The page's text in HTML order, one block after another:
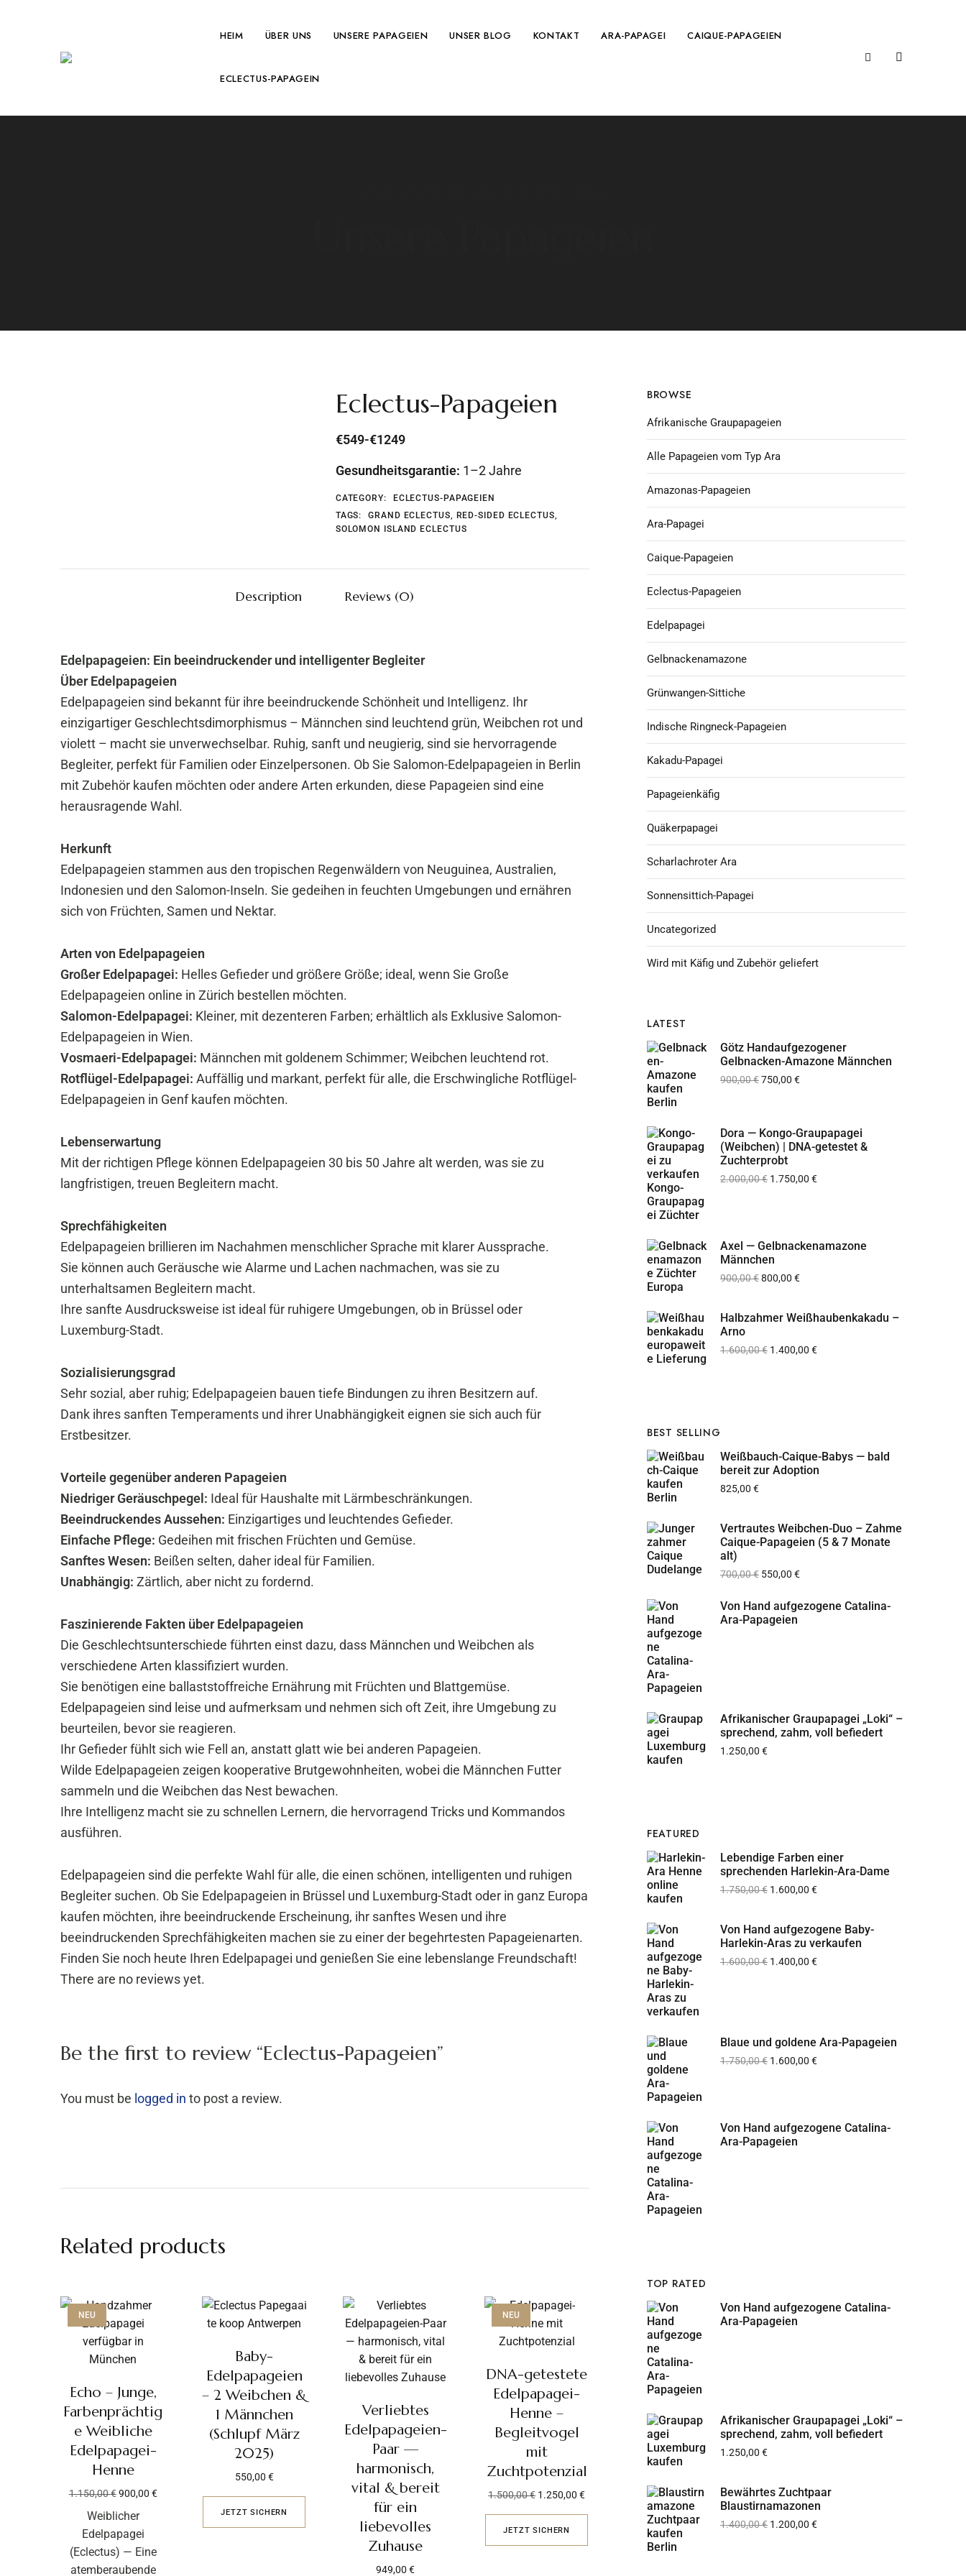
Papageienparadies
wahren
HEIM ÜBER UNS UNSERE PAPAGEIEN UNSER BLOG KONTAKT ARA-PAPAGEI CAIQUE-PAPAGEIEN
ECLECTUS-PAPAGEIN
Eclectus-Papageien
€549-€1249
Gesundheitsgarantie: 1–2 Jahre
CATEGORY:
ECLECTUS-PAPAGEIEN
TAGS:
GRAND ECLECTUS, RED-SIDED ECLECTUS,
SOLOMON ISLAND ECLECTUS
Description Reviews (0)
Edelpapageien: Ein beeindruckender und intelligenter Begleiter
Über Edelpapageien
Edelpapageien sind bekannt für ihre beeindruckende Schönheit und Intelligenz. Ihr
einzigartiger Geschlechtsdimorphismus – Männchen sind leuchtend grün, Weibchen rot und
violett – macht sie unverwechselbar. Ruhig, sanft und neugierig, sind sie hervorragende
Begleiter, perfekt für Familien oder Einzelpersonen. Ob Sie Salomon-Edelpapageien in Berlin
mit Zubehör kaufen möchten oder andere Arten erkunden, diese Papageien sind eine
herausragende Wahl.
Herkunft
Edelpapageien stammen aus den tropischen Regenwäldern von Neuguinea, Australien,
Indonesien und den Salomon-Inseln. Sie gedeihen in feuchten Umgebungen und ernähren
sich von Früchten, Samen und Nektar.
Arten von Edelpapageien
Großer Edelpapagei: Helles Gefieder und größere Größe; ideal, wenn Sie Große
Edelpapageien online in Zürich bestellen möchten.
Salomon-Edelpapagei: Kleiner, mit dezenteren Farben; erhältlich als Exklusive Salomon-
Edelpapageien in Wien.
Vosmaeri-Edelpapagei: Männchen mit goldenem Schimmer; Weibchen leuchtend rot.
Rotflügel-Edelpapagei: Auffällig und markant, perfekt für alle, die Erschwingliche Rotflügel-
Edelpapageien in Genf kaufen möchten.
Lebenserwartung
Mit der richtigen Pflege können Edelpapageien 30 bis 50 Jahre alt werden, was sie zu
langfristigen, treuen Begleitern macht.
Sprechfähigkeiten
Edelpapageien brillieren im Nachahmen menschlicher Sprache mit klarer Aussprache.
Sie können auch Geräusche wie Alarme und Lachen nachmachen, was sie zu
unterhaltsamen Begleitern macht.
Ihre sanfte Ausdrucksweise ist ideal für ruhigere Umgebungen, ob in Brüssel oder
Luxemburg-Stadt.
Sozialisierungsgrad
Sehr sozial, aber ruhig; Edelpapageien bauen tiefe Bindungen zu ihren Besitzern auf.
Dank ihres sanften Temperaments und ihrer Unabhängigkeit eignen sie sich auch für
Erstbesitzer.
Vorteile gegenüber anderen Papageien
Niedriger Geräuschpegel: Ideal für Haushalte mit Lärmbeschränkungen.
Beeindruckendes Aussehen: Einzigartiges und leuchtendes Gefieder.
Einfache Pflege: Gedeihen mit frischen Früchten und Gemüse.
Sanftes Wesen: Beißen selten, daher ideal für Familien.
Unabhängig: Zärtlich, aber nicht zu fordernd.
Faszinierende Fakten über Edelpapageien
Die Geschlechtsunterschiede führten einst dazu, dass Männchen und Weibchen als
verschiedene Arten klassifiziert wurden.
Sie benötigen eine ballaststoffreiche Ernährung mit Früchten und Blattgemüse.
Edelpapageien sind leise und aufmerksam und nehmen sich oft Zeit, ihre Umgebung zu
beurteilen, bevor sie reagieren.
Ihr Gefieder fühlt sich wie Fell an, anstatt glatt wie bei anderen Papageien.
Wilde Edelpapageien zeigen kooperative Brutgewohnheiten, wobei die Männchen Futter
sammeln und die Weibchen das Nest bewachen.
Ihre Intelligenz macht sie zu schnellen Lernern, die hervorragend Tricks und Kommandos
ausführen.
Edelpapageien sind die perfekte Wahl für alle, die einen schönen, intelligenten und ruhigen
Begleiter suchen. Ob Sie Edelpapageien in Brüssel und Luxemburg-Stadt oder in ganz Europa
kaufen möchten, ihre beeindruckende Erscheinung, ihr sanftes Wesen und ihre
beeindruckenden Sprechfähigkeiten machen sie zu einer der begehrtesten Papageienarten.
Finden Sie noch heute Ihren Edelpapagei und genießen Sie eine lebenslange Freundschaft!
There are no reviews yet.
Be the first to review “Eclectus-Papageien”
You must be logged in to post a review.
Related products
NEU
Echo – Junge,
Farbenprächtig
e Weibliche
Edelpapagei-
Henne
1.150,00€ 900,00 €
Weiblicher
Edelpapagei
(Eclectus) — Eine
atemberaubende
Baby-
Edelpapageien
– 2 Weibchen &
1 Männchen
(Schlupf März
2025)
550,00 €
JETZT SICHERN
Verliebtes
Edelpapageien-
Paar —
harmonisch,
vital & bereit
für ein
liebevolles
Zuhause
949,00€
NEU
DNA-getestete
Edelpapagei-
Henne –
Begleitvogel
mit
Zuchtpotenzial
1.500,00€ 1.250,00€
JETZT SICHERN
BROWSE
Afrikanische Graupapageien
Alle Papageien vom Typ Ara
Amazonas-Papageien
Ara-Papagei
Caique-Papageien
Eclectus-Papageien
Edelpapagei
Gelbnackenamazone
Grünwangen-Sittiche
Indische Ringneck-Papageien
Kakadu-Papagei
Papageienkäfig
Quäkerpapagei
Scharlachroter Ara
Sonnensittich-Papagei
Uncategorized
Wird mit Käfig und Zubehör geliefert
LATEST
Götz Handaufgezogener
Gelbnacken-Amazone Männchen
900,00€750,00 €
Dora — Kongo-Graupapagei
(Weibchen) | DNA-getestet &
Zuchterprobt
2.000,00€ 1.750,00 €
Axel — Gelbnackenamazone
Männchen
900,00€800,00 €
Halbzahmer Weißhaubenkakadu –
Arno
1.600,00€ 1.400,00 €
BEST SELLING
Weißbauch-Caique-Babys — bald
bereit zur Adoption
825,00 €
Vertrautes Weibchen-Duo – Zahme
Caique-Papageien (5 & 7 Monate
alt)
700,00€ 550,00 €
Von Hand aufgezogene Catalina-
Ara-Papageien
Afrikanischer Graupapagei „Loki“ –
sprechend, zahm, voll befiedert
1.250,00 €
FEATURED
Lebendige Farben einer
sprechenden Harlekin-Ara-Dame
1.750,00€ 1.600,00 €
Von Hand aufgezogene Baby-
Harlekin-Aras zu verkaufen
1.600,00€ 1.400,00 €
Blaue und goldene Ara-Papageien
1.750,00€ 1.600,00 €
Von Hand aufgezogene Catalina-
Ara-Papageien
TOP RATED
Von Hand aufgezogene Catalina-
Ara-Papageien
Afrikanischer Graupapagei „Loki“ –
sprechend, zahm, voll befiedert
1.250,00 €
Bewährtes Zuchtpaar
Blaustirnamazonen
1.400,00€ 1.200,00 €